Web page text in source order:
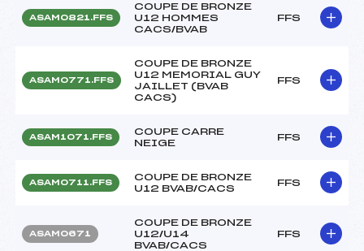
ASAM0821.FFS
COUPE DE BRONZE
U12 HOMMES
CACS/BVAB
FFS
ASAM0771.FFS
COUPE DE BRONZE
U12 MEMORIAL GUY
JAILLET (BVAB
CACS)
FFS
ASAM1071.FFS
COUPE CARRE
NEIGE
FFS
ASAM0711.FFS
COUPE DE BRONZE
U12 BVAB/CACS
FFS
ASAM0671
COUPE DE BRONZE
U12/U14
BVAB/CACS
FFS